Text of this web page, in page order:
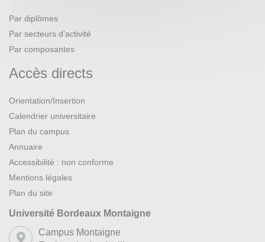
Par diplômes
Par secteurs d’activité
Par composantes
Accès directs
Orientation/Insertion
Calendrier universitaire
Plan du campus
Annuaire
Accessibilité : non conforme
Mentions légales
Plan du site
Université Bordeaux Montaigne
Campus Montaigne